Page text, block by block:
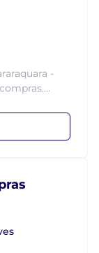
-